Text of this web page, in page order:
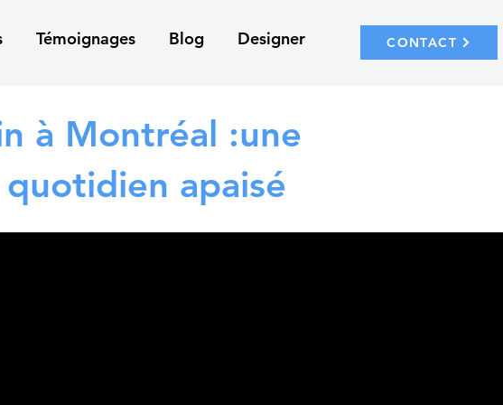
Témoignages Blog Designer CONTACT
à Montréal :une
apaisé